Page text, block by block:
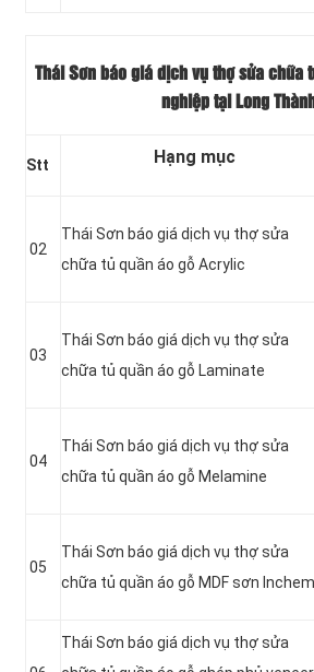
Thái Sơn báo giá dịch vụ thợ sửa chữa
nghiệp tại Long
Stt Hạng mục
02
Thái Sơn báo giá dịch vụ thợ sửa
chữa tủ quần áo gỗ Acrylic
03
Thái Sơn báo giá dịch vụ thợ sửa
chữa tủ quần áo gỗ Laminate
04
Thái Sơn báo giá dịch vụ thợ sửa
chữa tủ quần áo gỗ Melamine
05
Thái Sơn báo giá dịch vụ thợ sửa
chữa tủ quần áo gỗ MDF sơn Inchem
Thái Sơn báo giá dịch vụ thợ sửa